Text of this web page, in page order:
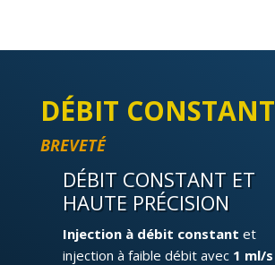
DÉBIT CONSTANT
BREVETÉ
DÉBIT CONSTANT ET
HAUTE PRÉCISION
Injection à débit constant et
injection à faible débit avec 1 ml/s